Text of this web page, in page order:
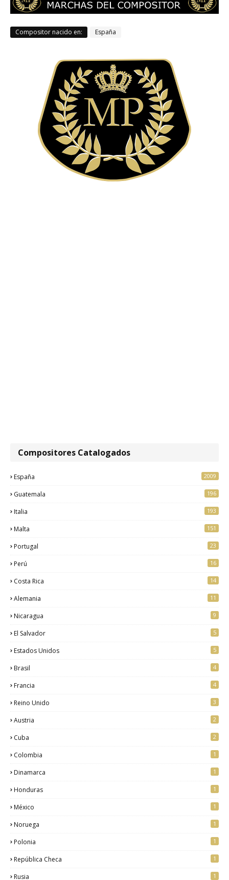
Compositor nacido en: España
Compositores Catalogados
España 2009
Guatemala 196
Italia 193
Malta 151
Portugal 23
Perú 16
Costa Rica 14
Alemania 11
Nicaragua 9
El Salvador 5
Estados Unidos 5
Brasil 4
Francia 4
Reino Unido 3
Austria 2
Cuba 2
Colombia 1
Dinamarca 1
Honduras 1
México 1
Noruega 1
Polonia 1
República Checa 1
Rusia 1